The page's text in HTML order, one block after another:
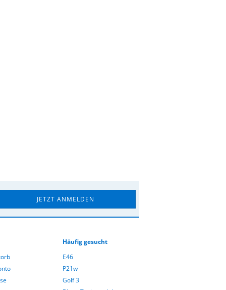
Häufig gesucht
E46
P21w
Golf 3